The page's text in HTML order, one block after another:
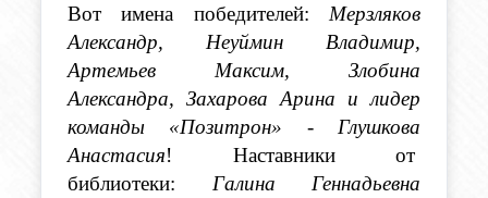
Вот имена победителей: Мерзляков
Александр, Неуймин Владимир,
Артемьев Максим, Злобина
Александра, Захарова Арина и лидер
команды «Позитрон» - Глушкова
Анастасия! Наставники от
библиотеки: Галина Геннадьевна